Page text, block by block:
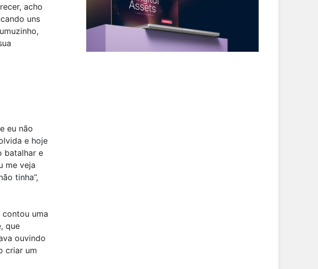
acho
uns
eu não
e hoje
batalhar e
me veja
tinha”,
uma
que
ouvindo
criar um